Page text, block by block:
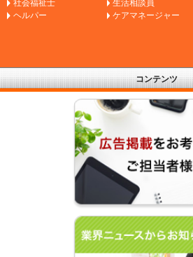
社会福祉士
生活相談員
ヘルパー
ケアマネージャー
コンテンツ